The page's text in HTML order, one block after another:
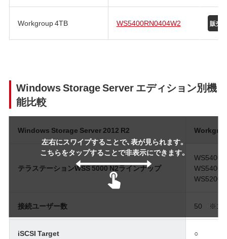
Workgroup 4TB WS5400RN0404W2
Windows Storage Server エディション別機
能比較
左右にスワイプすることで、表が見られます。
こちらをタップすることで非表示にできます。
Windows Storage Server 2012 R2
テラステーションWSS 5000 N2ラインナップ
接続ユーザー数 50 ※1
iSCSI Target ○